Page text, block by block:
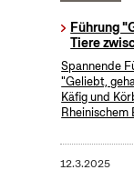
Führung
Tiere
Spannende
"Geliebt,
Käfig und
Rheinischem
12.3.2025